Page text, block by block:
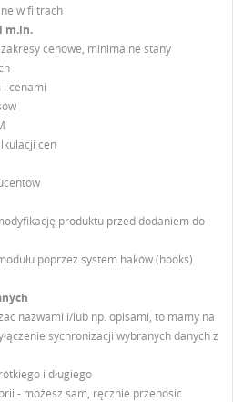
w filtrach
m.in.
cenowe, minimalne stany
cenami
cen
produktu przed dodaniem do
poprzez system haków (hooks)
nazwami i/lub np. opisami, to mamy na
sychronizacji wybranych danych z
i długiego
- możesz sam, ręcznie przenosic